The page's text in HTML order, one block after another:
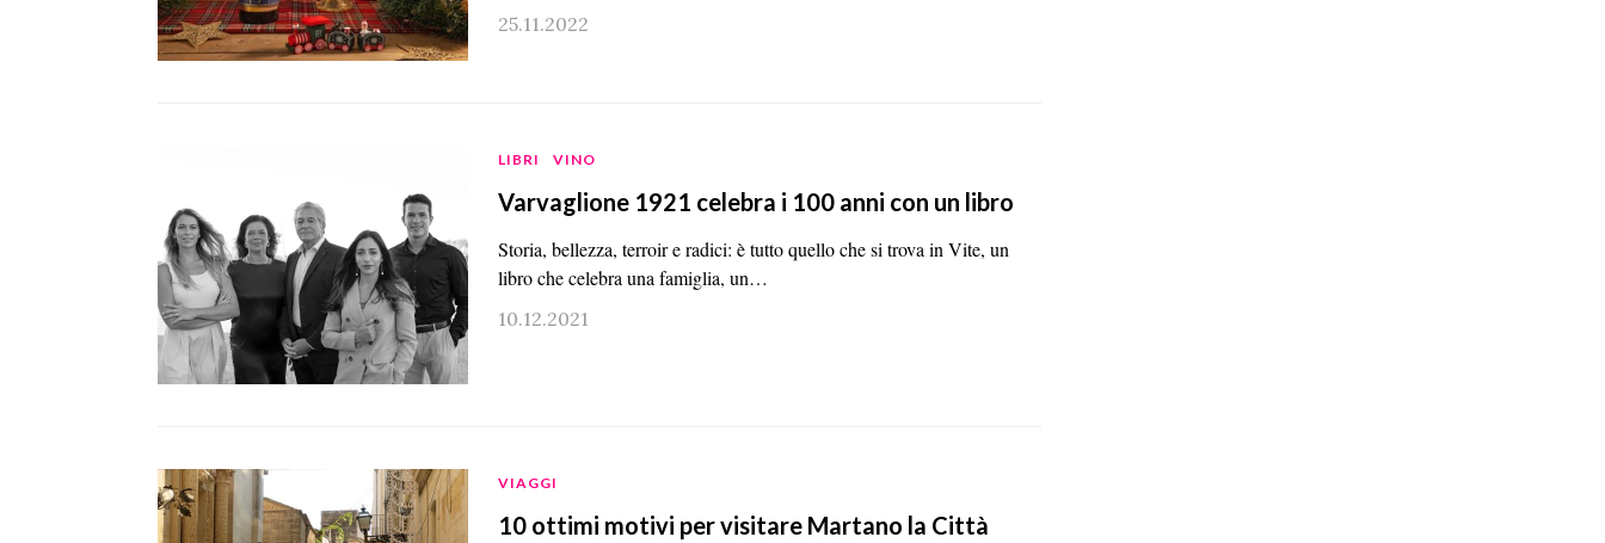
25.11.2022
LIBRI VINO
Varvaglione 1921 celebra i 100 anni con un libro
Storia, bellezza, terroir e radici: è tutto quello che si trova in Vite, un
libro che celebra una famiglia, un…
10.12.2021
VIAGGI
10 ottimi motivi per visitare Martano la Città